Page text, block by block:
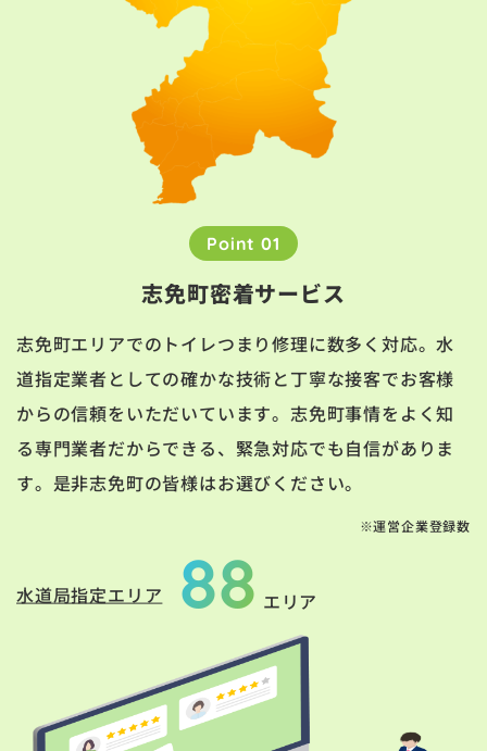
Point 01
志免町密着サービス
志免町エリアでのトイレつまり修理に数多く対応。水
道指定業者としての確かな技術と丁寧な接客でお客様
からの信頼をいただいています。志免町事情をよく知
る専門業者だからできる、緊急対応でも自信がありま
す。是非志免町の皆様はお選びください。
※運営企業登録数
水道局指定エリア 88 エリア